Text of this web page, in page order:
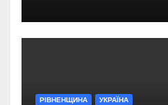
РІВНЕНЩИНА УКРАЇНА